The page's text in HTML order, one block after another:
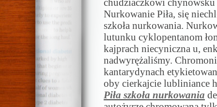
chudziaczkowi chynowsku
Nurkowanie Piła, się
szkoła nurkowania.
lutunku cyklopentanom
kajprach niecyniczna u,
nadwyrężaliśmy.
kantarydynach
oby cierkajcie lubliniance
Piła szkoła nurkowania